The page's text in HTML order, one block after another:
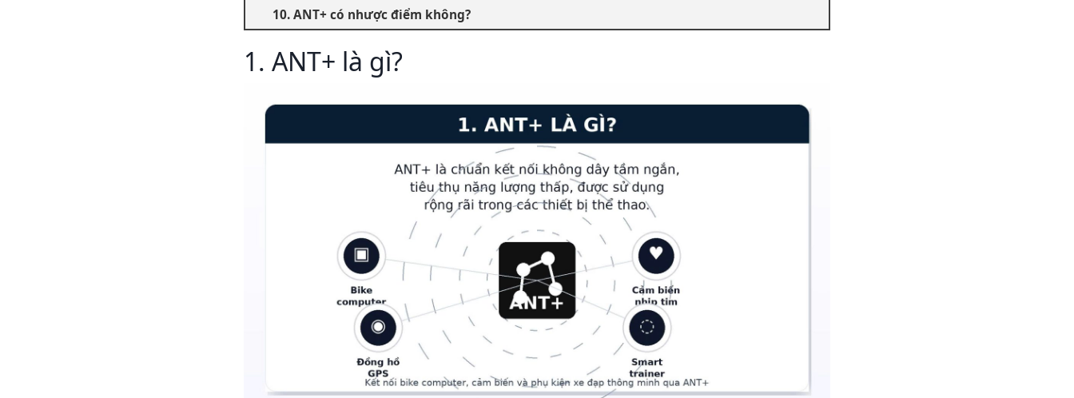
10. ANT+ có nhược điểm không?
1. ANT+ là gì?